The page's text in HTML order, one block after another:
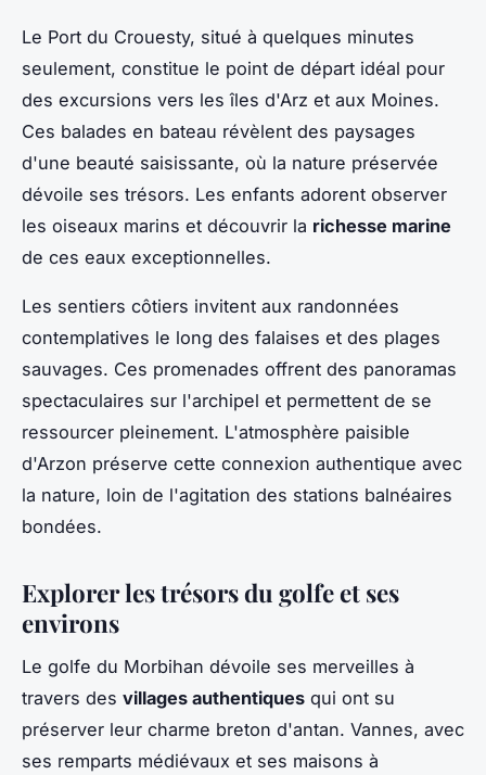
Le Port du Crouesty, situé à quelques minutes
seulement, constitue le point de départ idéal pour
des excursions vers les îles d'Arz et aux Moines.
Ces balades en bateau révèlent des paysages
d'une beauté saisissante, où la nature préservée
dévoile ses trésors. Les enfants adorent observer
les oiseaux marins et découvrir la richesse marine
de ces eaux exceptionnelles.
Les sentiers côtiers invitent aux randonnées
contemplatives le long des falaises et des plages
sauvages. Ces promenades offrent des panoramas
spectaculaires sur l'archipel et permettent de se
ressourcer pleinement. L'atmosphère paisible
d'Arzon préserve cette connexion authentique avec
la nature, loin de l'agitation des stations balnéaires
bondées.
Explorer les trésors du golfe et ses
environs
Le golfe du Morbihan dévoile ses merveilles à
travers des villages authentiques qui ont su
préserver leur charme breton d'antan. Vannes, avec
ses remparts médiévaux et ses maisons à